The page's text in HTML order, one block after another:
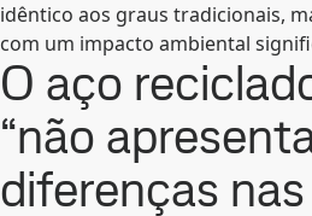
idêntico aos graus tradicionais,
com um impacto ambiental
O aço
“não
diferenças nas